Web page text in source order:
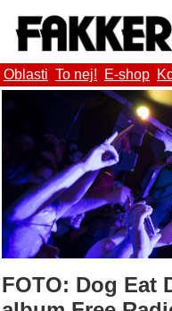
Oblasti To nej! E-shop
FOTO: Dog Eat